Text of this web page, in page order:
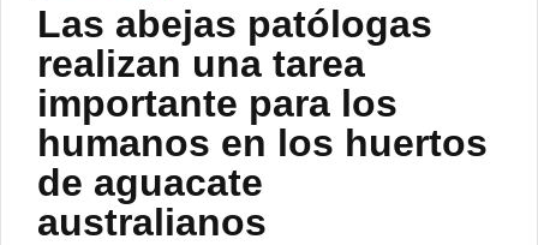
Las abejas patólogas
realizan una tarea
importante para los
humanos en los huertos
de aguacate
australianos